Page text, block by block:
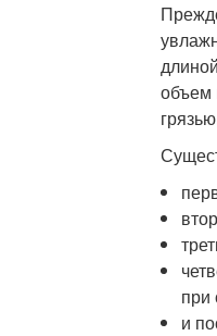
объем
при
и